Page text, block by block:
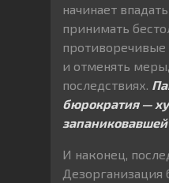
начинает
принимать
противоречивые
и отменять
последствиях.
бюрократия —
И наконец,
Дезорганизация